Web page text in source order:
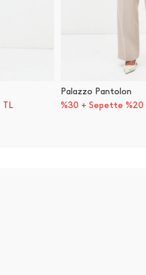
TL
Palazzo Pantolon
%30 + Sepette %20